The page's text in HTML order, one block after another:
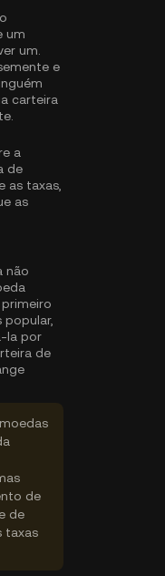
um
um.
e
carteira
a
de
as taxas,
as
não
la por
de
de
de
taxas